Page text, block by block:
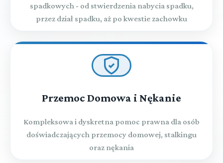
spadkowych - od stwierdzenia nabycia spadku,
przez dział spadku, aż po kwestie zachowku
Przemoc Domowa i Nękanie
Kompleksowa i dyskretna pomoc prawna dla osób
doświadczających przemocy domowej, stalkingu
oraz nękania